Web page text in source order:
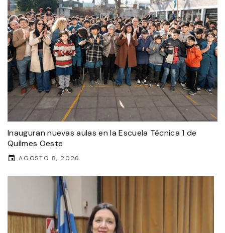
Inauguran nuevas aulas en la Escuela Técnica 1 de
Quilmes Oeste
AGOSTO 8, 2026